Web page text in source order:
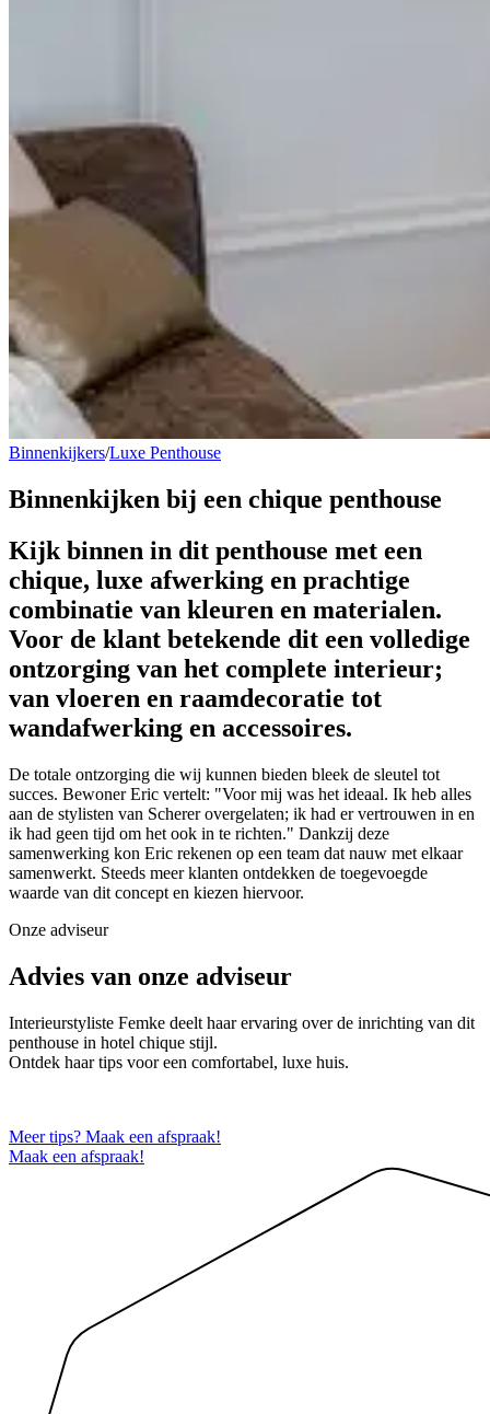
Binnenkijkers/Luxe Penthouse
Binnenkijken bij een chique penthouse
Kijk binnen in dit penthouse met een
chique, luxe afwerking en prachtige
combinatie van kleuren en materialen.
Voor de klant betekende dit een volledige
ontzorging van het complete interieur;
van vloeren en raamdecoratie tot
wandafwerking en accessoires.
De totale ontzorging die wij kunnen bieden bleek de sleutel tot
succes. Bewoner Eric vertelt: "Voor mij was het ideaal. Ik heb alles
aan de stylisten van Scherer overgelaten; ik had er vertrouwen in en
ik had geen tijd om het ook in te richten." Dankzij deze
samenwerking kon Eric rekenen op een team dat nauw met elkaar
samenwerkt. Steeds meer klanten ontdekken de toegevoegde
waarde van dit concept en kiezen hiervoor.
Onze adviseur
Advies van onze adviseur
Interieurstyliste Femke deelt haar ervaring over de inrichting van dit
penthouse in hotel chique stijl.
Ontdek haar tips voor een comfortabel, luxe huis.
Meer tips? Maak een afspraak!
Maak een afspraak!